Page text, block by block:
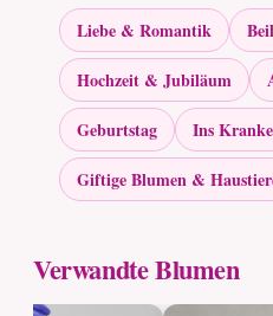
Liebe & Romantik
Hochzeit & Jubiläum
Geburtstag
Ins
Giftige Blumen &
Verwandte Blumen